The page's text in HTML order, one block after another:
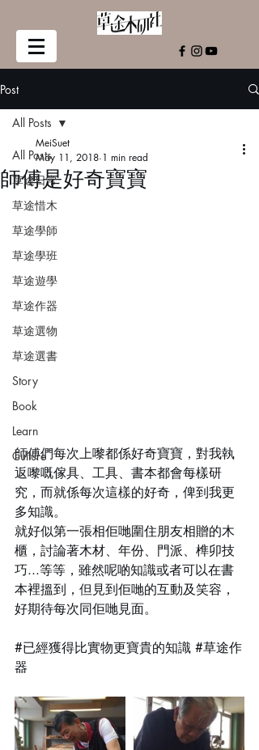
Post
All Posts
草途日常
草途惜木
草途學師
草途學班
草途遊學
草途作器
草途選物
草途選書
Story
Book
Learn
Culture
All Posts
師傅是好奇寶寶
MeiSuet
May 11, 2018 1 min read
師傅們每次上嚟都係好奇寶寶，對我執
返嚟嘅傢具、工具、書本都會每樣研
究，而就係每次這樣的好奇，俾到我更
多知識。
就好似第一張相佢哋圍住朋友相贈的木
櫃，討論著木材、年份、門派、榫卯技
巧...等等，雖然呢啲知識或者可以在書
本裡搵到，但見到佢哋的互動及笑容，
好期待每次同佢哋見面。
#已經獲得比實物更寶貴的知識 #草途作
器